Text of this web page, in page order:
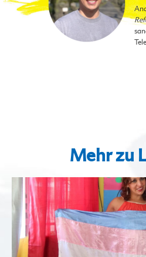
Mehr zu